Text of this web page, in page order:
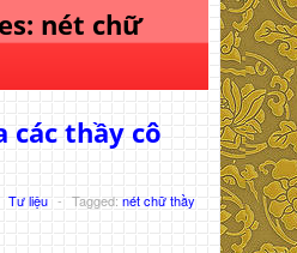
nét chữ
các thầy cô
Tư liệu - Tagged: nét chữ thầy